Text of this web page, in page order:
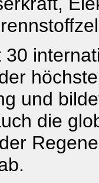
und
die